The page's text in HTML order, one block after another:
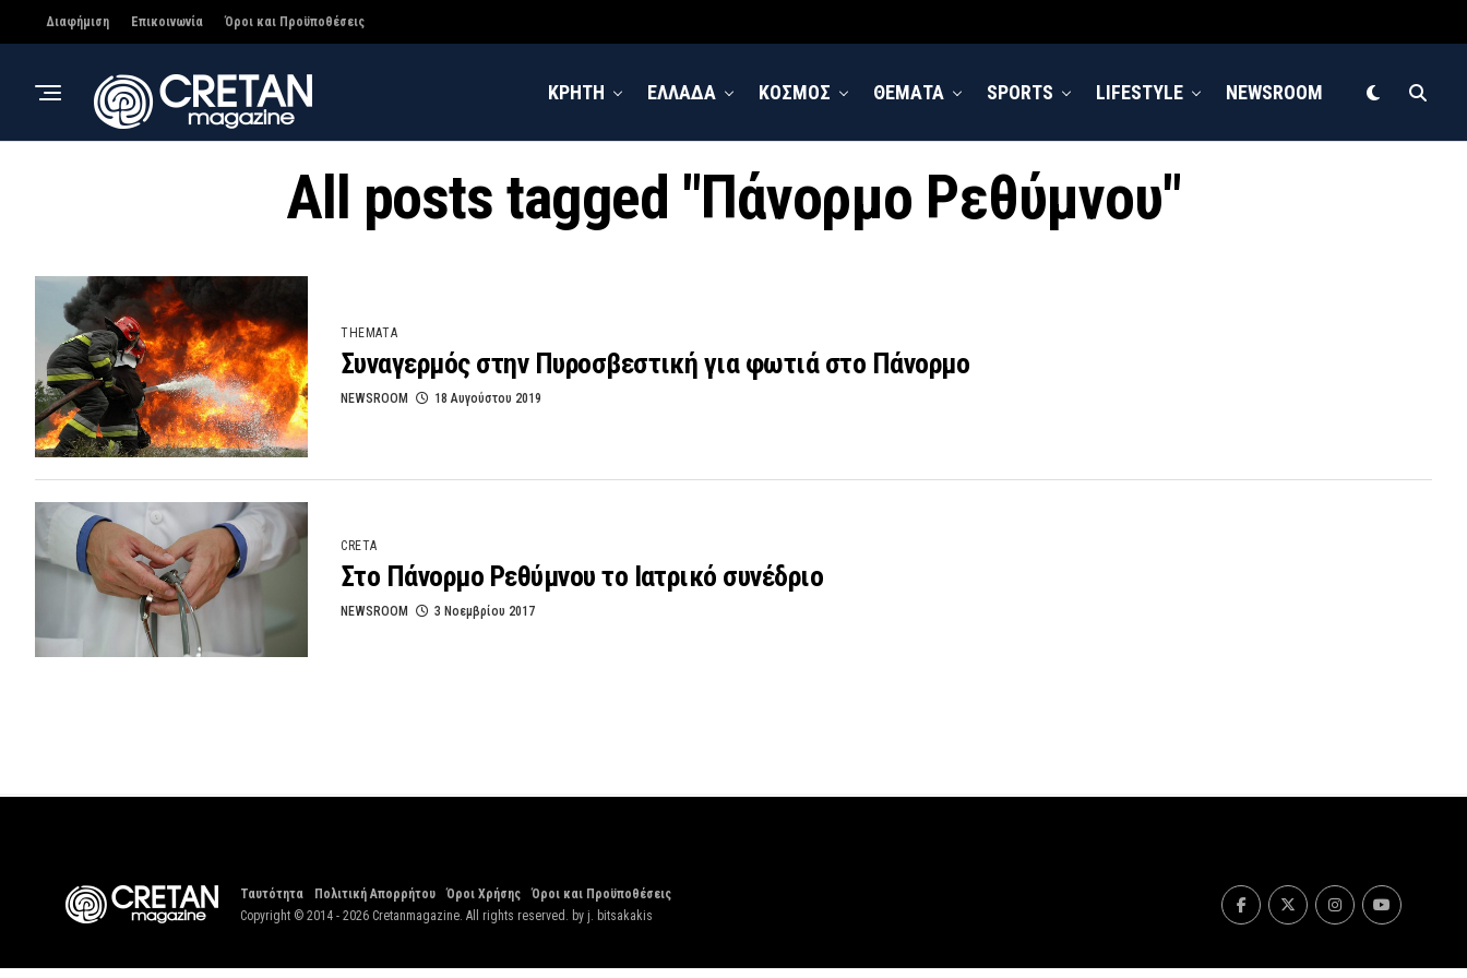
Διαφήμιση Επικοινωνία Όροι και Προϋποθέσεις
ΚΡΗΤΗ ΕΛΛΑΔΑ ΚΟΣΜΟΣ ΘΕΜΑΤΑ SPORTS LIFESTYLE NEWSROOM
All posts tagged "Πάνορμο Ρεθύμνου"
THEMATA
Συναγερμός στην Πυροσβεστική για φωτιά στο Πάνορμο
NEWSROOM 18 Αυγούστου 2019
CRETA
Στο Πάνορμο Ρεθύμνου το Ιατρικό συνέδριο
NEWSROOM 3 Νοεμβρίου 2017
Ταυτότητα Πολιτική Απορρήτου Όροι Χρήσης
Όροι και Προϋποθέσεις
Copyright © 2014 - 2026 Cretanmagazine. All rights reserved. by j. bitsakakis